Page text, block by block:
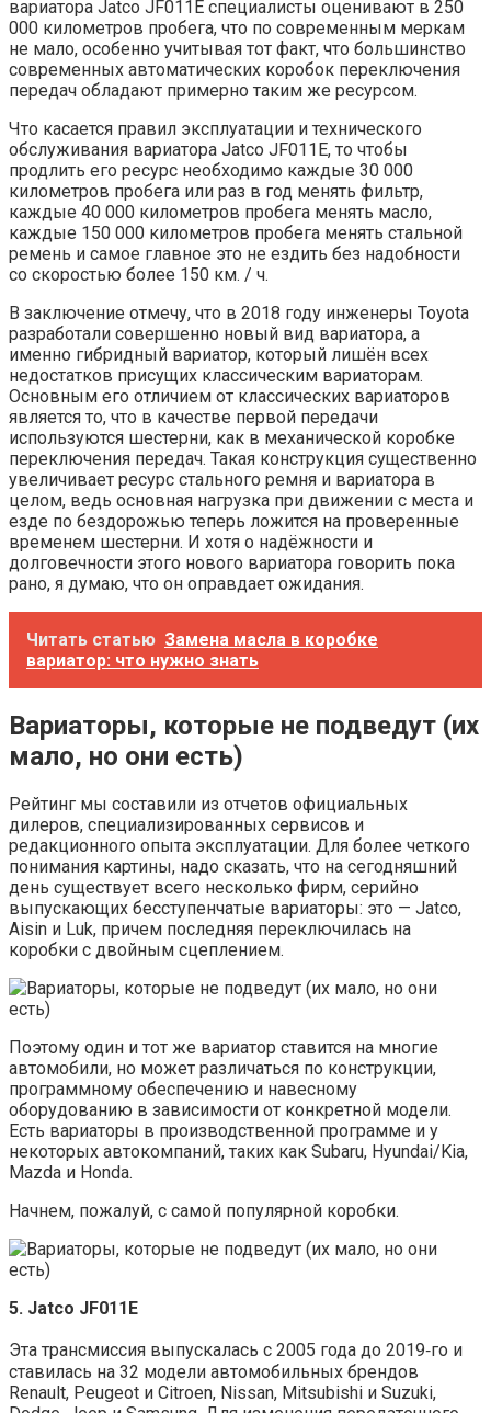
вариатора Jatco JF011E специалисты оценивают в 250
000 километров пробега, что по современным меркам
не мало, особенно учитывая тот факт, что большинство
современных автоматических коробок переключения
передач обладают примерно таким же ресурсом.
Что касается правил эксплуатации и технического
обслуживания вариатора Jatco JF011E, то чтобы
продлить его ресурс необходимо каждые 30 000
километров пробега или раз в год менять фильтр,
каждые 40 000 километров пробега менять масло,
каждые 150 000 километров пробега менять стальной
ремень и самое главное это не ездить без надобности
со скоростью более 150 км. / ч.
В заключение отмечу, что в 2018 году инженеры Toyota
разработали совершенно новый вид вариатора, а
именно гибридный вариатор, который лишён всех
недостатков присущих классическим вариаторам.
Основным его отличием от классических вариаторов
является то, что в качестве первой передачи
используются шестерни, как в механической коробке
переключения передач. Такая конструкция существенно
увеличивает ресурс стального ремня и вариатора в
целом, ведь основная нагрузка при движении с места и
езде по бездорожью теперь ложится на проверенные
временем шестерни. И хотя о надёжности и
долговечности этого нового вариатора говорить пока
рано, я думаю, что он оправдает ожидания.
Читать статью Замена масла в коробке
вариатор: что нужно знать
Вариаторы, которые не подведут (их
мало, но они есть)
Рейтинг мы составили из отчетов официальных
дилеров, специализированных сервисов и
редакционного опыта эксплуатации. Для более четкого
понимания картины, надо сказать, что на сегодняшний
день существует всего несколько фирм, серийно
выпускающих бесступенчатые вариаторы: это — Jatco,
Aisin и Luk, причем последняя переключилась на
коробки с двойным сцеплением.
Поэтому один и тот же вариатор ставится на многие
автомобили, но может различаться по конструкции,
программному обеспечению и навесному
оборудованию в зависимости от конкретной модели.
Есть вариаторы в производственной программе и у
некоторых автокомпаний, таких как Subaru, Hyundai/Kia,
Mazda и Honda.
Начнем, пожалуй, с самой популярной коробки.
5. Jatco JF011E
Эта трансмиссия выпускалась с 2005 года до 2019‑го и
ставилась на 32 модели автомобильных брендов
Renault, Peugeot и Citroen, Nissan, Mitsubishi и Suzuki,